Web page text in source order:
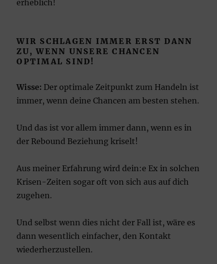
erheblich!
WIR SCHLAGEN IMMER ERST DANN
ZU, WENN UNSERE CHANCEN
OPTIMAL SIND!
Wisse: Der optimale Zeitpunkt zum Handeln ist
immer, wenn deine Chancen am besten stehen.
Und das ist vor allem immer dann, wenn es in
der Rebound Beziehung kriselt!
Aus meiner Erfahrung wird dein:e Ex in solchen
Krisen-Zeiten sogar oft von sich aus auf dich
zugehen.
Und selbst wenn dies nicht der Fall ist, wäre es
dann wesentlich einfacher, den Kontakt
wiederherzustellen.